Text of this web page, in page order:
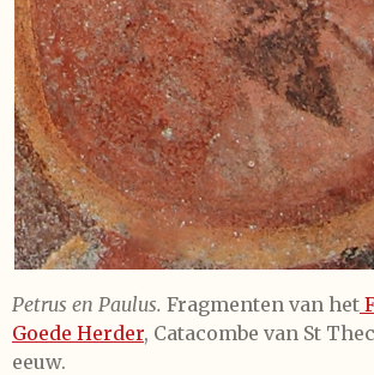
Petrus en Paulus. Fragmenten van het
Goede Herder, Catacombe van St
eeuw.